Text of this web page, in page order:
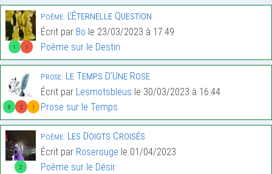
1 1
Poème: L’Éternelle Question.
Écrit par Bo le 23/03/2023 à 17:49
Poème sur le Destin
8 2 1
Prose: Le Temps D’Une Rose.
Écrit par Lesmotsbleus le 30/03/2023 à 16:44
Prose sur le Temps
2
Poème: Les Doigts Croisés
Écrit par Roserouge le 01/04/2023
Poème sur le Désir